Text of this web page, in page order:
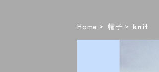
Home 帽子 knit